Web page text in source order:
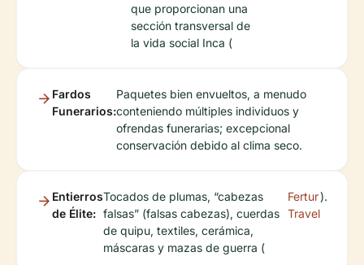
que proporcionan una
sección transversal de
la vida social Inca (
Fardos
Funerarios:
Paquetes bien envueltos, a menudo
conteniendo múltiples individuos y
ofrendas funerarias; excepcional
conservación debido al clima seco.
Entierros
de Élite:
Tocados de plumas, “cabezas
falsas” (falsas cabezas), cuerdas
de quipu, textiles, cerámica,
máscaras y mazas de guerra (
Fertur
Travel
).